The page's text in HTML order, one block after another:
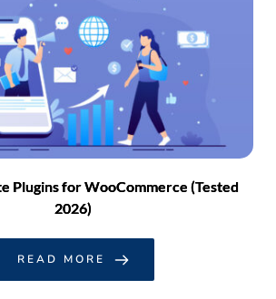
Plugins for WooCommerce (Tested
2026)
READ MORE